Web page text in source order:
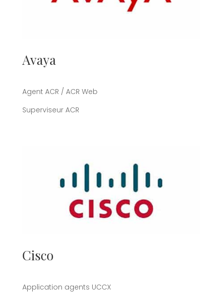
Avaya
Agent ACR / ACR Web
Superviseur ACR
Cisco
Application agents UCCX